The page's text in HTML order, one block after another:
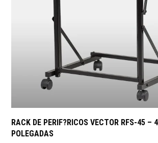
RACK DE PERIF?RICOS VECTOR RFS-45 –
POLEGADAS